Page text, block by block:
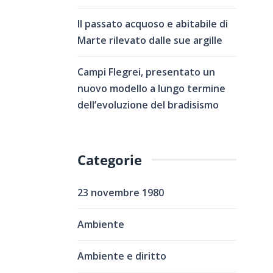
Il passato acquoso e abitabile di
Marte rilevato dalle sue argille
Campi Flegrei, presentato un
nuovo modello a lungo termine
dell’evoluzione del bradisismo
Categorie
23 novembre 1980
Ambiente
Ambiente e diritto